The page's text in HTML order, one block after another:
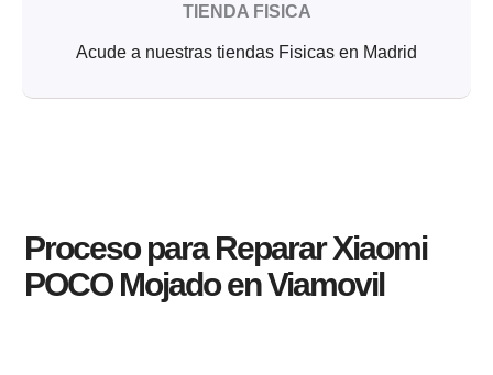
TIENDA FISICA
Acude a nuestras tiendas Fisicas en Madrid
Proceso para Reparar Xiaomi
POCO Mojado en Viamovil